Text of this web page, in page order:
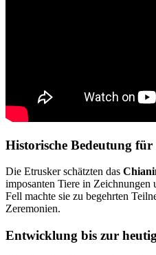
Historische Bedeutung
Die Etrusker schätzten das
imposanten Tiere in Zeichnungen
Fell machte sie zu begehrten
Zeremonien.
Entwicklung bis zur